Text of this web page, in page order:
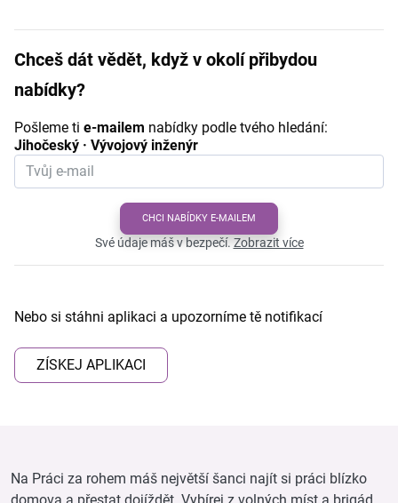
Chceš dát vědět, když v okolí přibydou
nabídky?
Pošleme ti e-mailem nabídky podle tvého hledání:
Jihočeský · Vývojový inženýr
CHCI NABÍDKY E-MAILEM
Své údaje máš v bezpečí.Zobrazit více
Nebo si stáhni aplikaci a upozorníme tě notifikací
ZÍSKEJ APLIKACI
Na Práci za rohem máš největší šanci najít si práci blízko
domova a přestat dojíždět. Vybírej z volných míst a brigád